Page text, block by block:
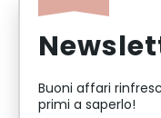
Buoni affari
primi a saperlo!